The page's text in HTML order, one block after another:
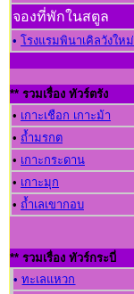
จองที่พักในสตูล
• โรงแรมพินาเคิลวังใหม่
** รวมเรื่อง ทัวร์ตรัง
• เกาะเชือก เกาะม้า
• ถ้ำมรกต
• เกาะกระดาน
• เกาะมุก
• ถ้ำเลเขากอบ
** รวมเรื่อง ทัวร์กระบี่
•ทะเลแหวก